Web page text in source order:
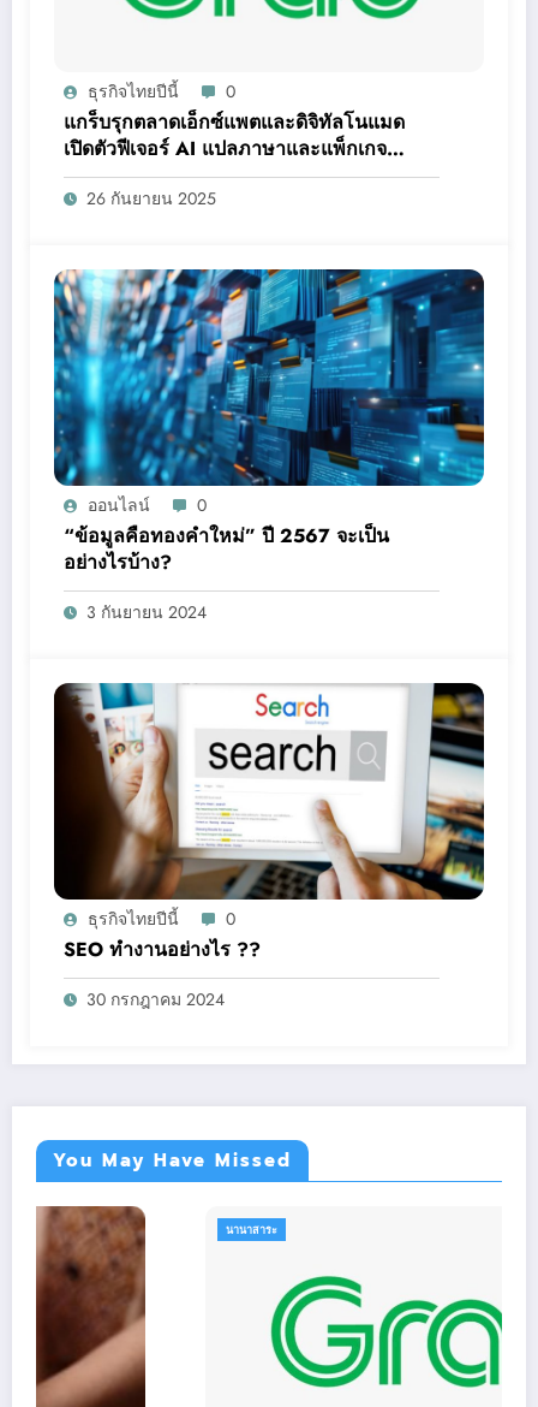
ธุรกิจไทยปีนี้ 0
แกร็บรุกตลาดเอ็กซ์แพตและดิจิทัลโนแมด
เปิดตัวฟีเจอร์ AI แปลภาษาและแพ็กเกจ
ส่วนลดใหม่
26 กันยายน 2025
ออนไลน์ 0
“ข้อมูลคือทองคำใหม่” ปี 2567 จะเป็น
อย่างไรบ้าง?
3 กันยายน 2024
ธุรกิจไทยปีนี้ 0
SEO ทำงานอย่างไร ??
30 กรกฎาคม 2024
You May Have Missed
นานาสาระ